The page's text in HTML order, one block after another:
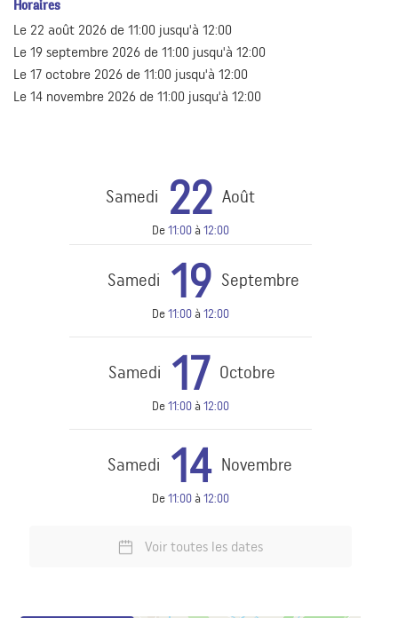
Horaires
Le 22 août 2026 de 11:00 jusqu'à 12:00
Le 19 septembre 2026 de 11:00 jusqu'à 12:00
Le 17 octobre 2026 de 11:00 jusqu'à 12:00
Le 14 novembre 2026 de 11:00 jusqu'à 12:00
Samedi 22 Août
De11:00à 12:00
Samedi 19 Septembre
De11:00à 12:00
Samedi 17 Octobre
De11:00à 12:00
Samedi 14 Novembre
De11:00à 12:00
Voir toutes les dates